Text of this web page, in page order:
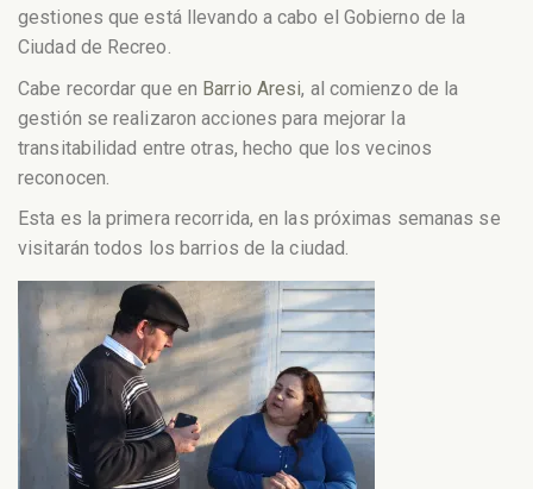
gestiones que está llevando a cabo el Gobierno de la
Ciudad de Recreo.
Cabe recordar que en Barrio Aresi, al comienzo de la
gestión se realizaron acciones para mejorar la
transitabilidad entre otras, hecho que los vecinos
reconocen.
Esta es la primera recorrida, en las próximas semanas se
visitarán todos los barrios de la ciudad.